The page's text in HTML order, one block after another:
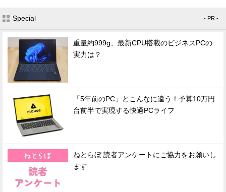
Special - PR -
重量約999g、最新CPU搭載のビジネスPCの
実力は？
「5年前のPC」とこんなに違う！予算10万円
台前半で実現する快適PCライフ
ねとらぼ 読者アンケートにご協力をお願いし
ます